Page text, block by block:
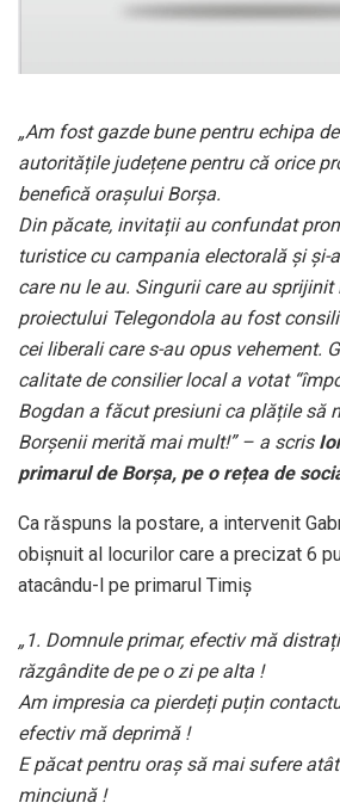
„Am fost gazde bune pentru echipa
autoritățile județene pentru că orice
benefică orașului Borșa.
Din păcate, invitații au confundat
turistice cu campania electorală și și-
care nu le au. Singurii care au sprijinit
proiectului Telegondola au fost
cei liberali care s-au opus vehement.
calitate de consilier local a votat
Bogdan a făcut presiuni ca plățile să
Borșenii merită mai mult!” – a scris
primarul de Borșa, pe o rețea de
Ca răspuns la postare, a intervenit
obișnuit al locurilor care a precizat 6
atacându-l pe primarul Timiș
„1. Domnule primar, efectiv mă
răzgândite de pe o zi pe alta !
Am impresia ca pierdeți puțin
efectiv mă deprimă !
E păcat pentru oraș să mai sufere
minciună !